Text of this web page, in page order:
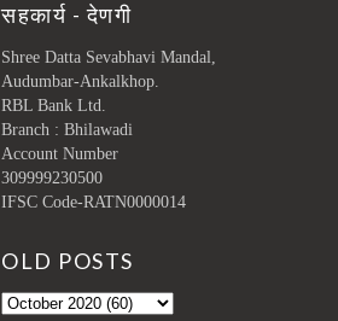
सहकार्य - देणगी
Shree Datta Sevabhavi Mandal,
Audumbar-Ankalkhop.
RBL Bank Ltd.
Branch : Bhilawadi
Account Number
309999230500
IFSC Code-RATN0000014
OLD POSTS